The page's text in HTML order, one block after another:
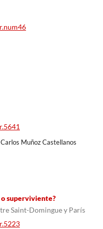
Muñoz Castellanos
o superviviente?
Saint-Domingue y París